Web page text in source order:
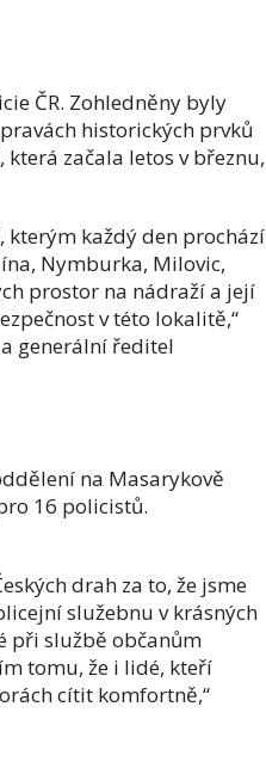
ČR. Zohledněny byly
historických prvků
začala letos v březnu,
kterým každý den prochází
Nymburka, Milovic,
prostor na nádraží a její
v této lokalitě,“
generální ředitel
na Masarykově
16 policistů.
drah za to, že jsme
služebnu v krásných
při službě občanům
tomu, že i lidé, kteří
cítit komfortně,“